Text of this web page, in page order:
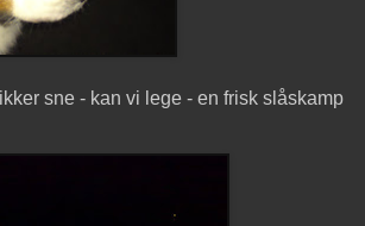
sne - kan vi lege - en frisk slåskamp